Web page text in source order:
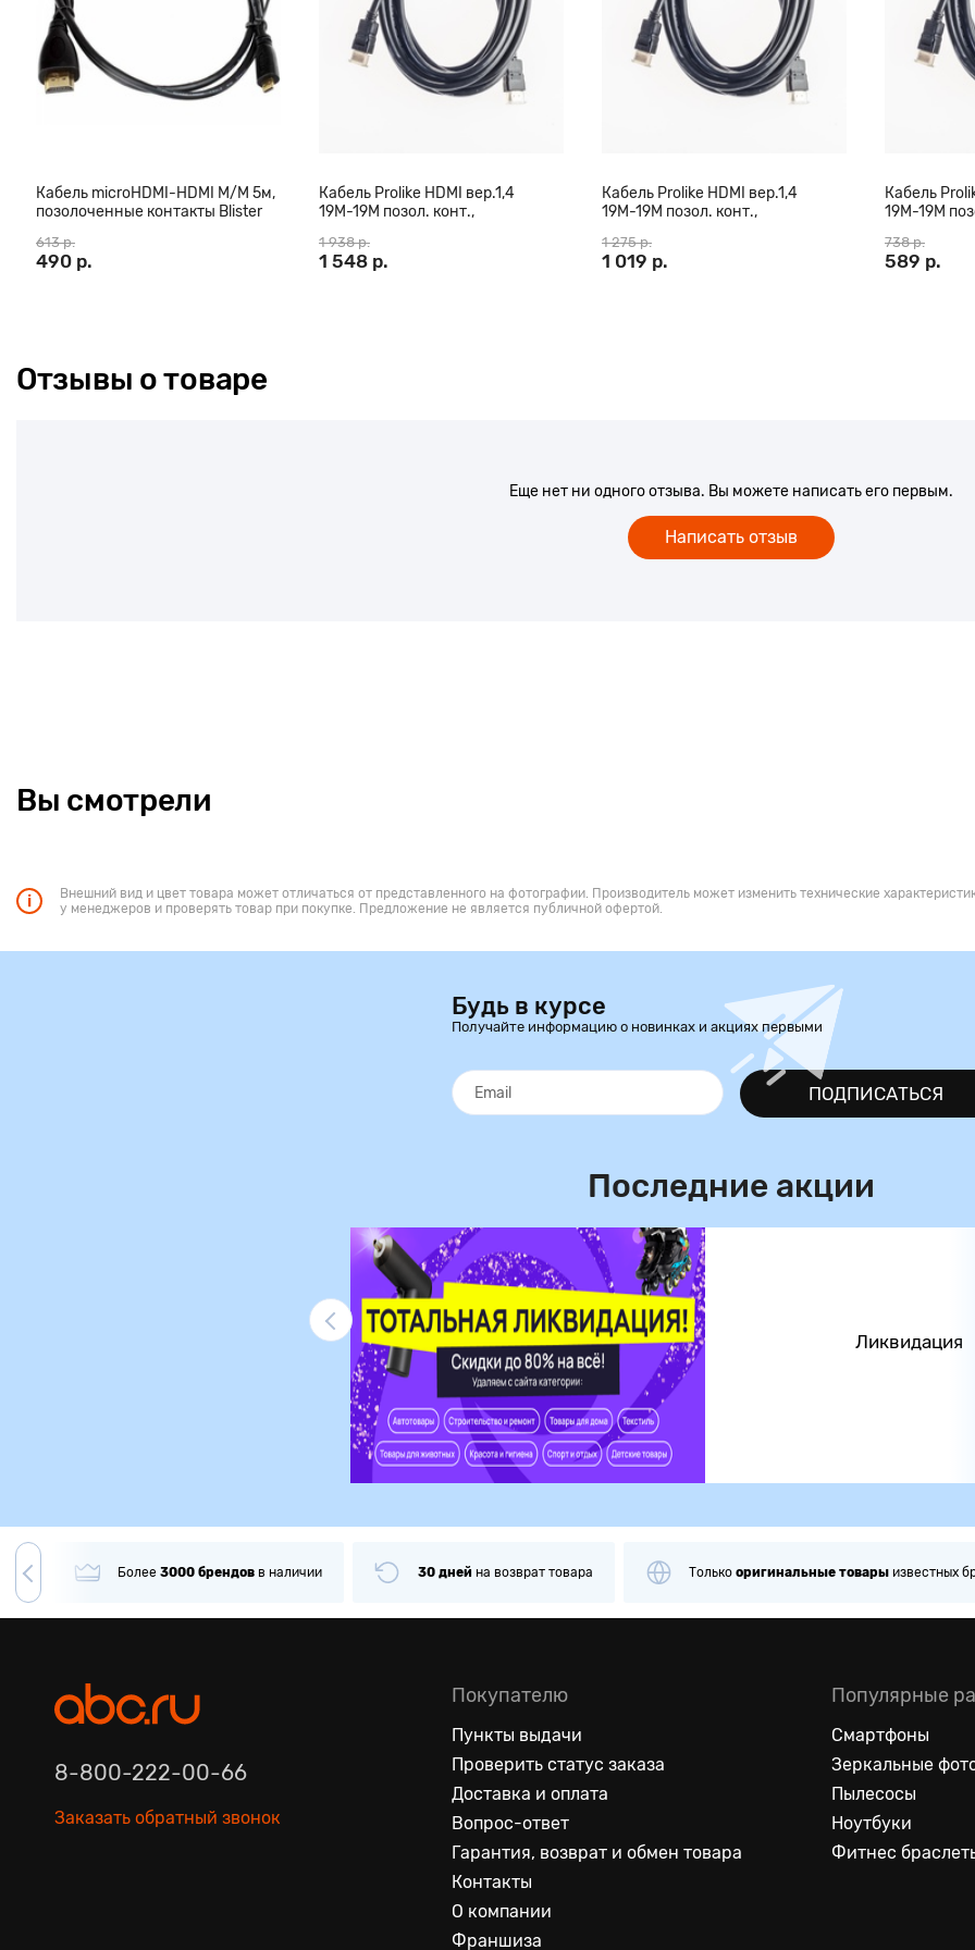
Кабель microHDMI-HDMI M/M 5м,
позолоченные контакты Blister
613 р.
490 р.
Кабель Prolike HDMI вер.1,4
19М-19М позол. конт.,
1 938 р.
1 548 р.
Кабель Prolike HDMI вер.1,4
19М-19М позол. конт.,
1 275 р.
1 019 р.
Кабель
19М-19М
738 р.
589 р.
Отзывы о товаре
Еще нет ни одного отзыва. Вы можете написать его первым.
Написать отзыв
Вы смотрели
Внешний вид и цвет товара может отличаться от представленного на фотографии. Производитель может изменить технические
у менеджеров и проверять товар при покупке. Предложение не является публичной офертой.
Будь в курсе
Получайте информацию о новинках и акциях первыми
ПОДПИСАТЬСЯ
Последние акции
Ликвидация
Более 3000 брендов в наличии 30 дней на возврат товара Только оригинальные товары известных
8-800-222-00-66
Заказать обратный звонок
Покупателю
Пункты выдачи
Проверить статус заказа
Доставка и оплата
Вопрос-ответ
Гарантия, возврат и обмен товара
Контакты
О компании
Франшиза
Популярные
Смартфоны
Зеркальные
Пылесосы
Ноутбуки
Фитнес